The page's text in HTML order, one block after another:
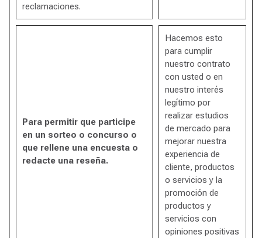
reclamaciones.
Para permitir que participe
en un sorteo o concurso o
que rellene una encuesta o
redacte una reseña.
Hacemos esto
para cumplir
nuestro contrato
con usted o en
nuestro interés
legítimo por
realizar estudios
de mercado para
mejorar nuestra
experiencia de
cliente, productos
o servicios y la
promoción de
productos y
servicios con
opiniones positivas